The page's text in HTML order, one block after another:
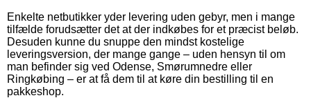
Enkelte netbutikker yder levering uden gebyr, men i mange
tilfælde forudsætter det at der indkøbes for et præcist beløb.
Desuden kunne du snuppe den mindst kostelige
leveringsversion, der mange gange – uden hensyn til om
man befinder sig ved Odense, Smørumnedre eller
Ringkøbing – er at få dem til at køre din bestilling til en
pakkeshop.